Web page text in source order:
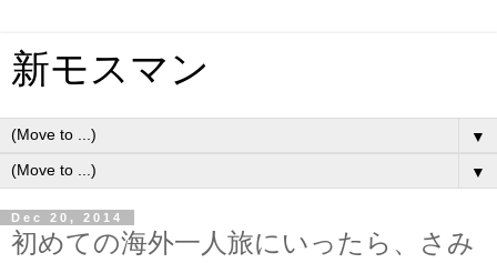
新モスマン
▼
▼
Dec 20, 2014
初めての海外一人旅にいったら、さみ